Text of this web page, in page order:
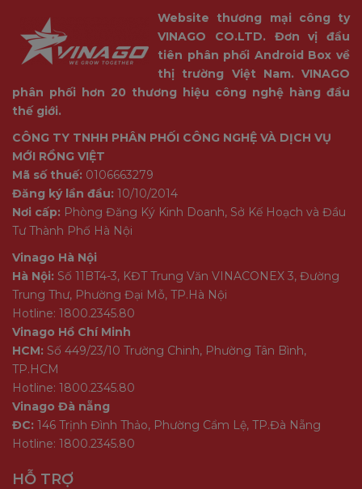
Website thương mại công ty
VINAGO CO.LTD. Đơn vị đầu
tiên phân phối Android Box về
thị trường Việt Nam. VINAGO
phân phối hơn 20 thương hiệu công nghệ hàng đầu
thế giới.
CÔNG TY TNHH PHÂN PHỐI CÔNG NGHỆ VÀ DỊCH VỤ
MỚI RỒNG VIỆT
Mã số thuế: 0106663279
Đăng ký lần đầu: 10/10/2014
Nơi cấp: Phòng Đăng Ký Kinh Doanh, Sở Kế Hoạch và Đầu
Tư Thành Phố Hà Nội
Vinago Hà Nội
Hà Nội: Số 11BT4-3, KĐT Trung Văn VINACONEX 3, Đường
Trung Thư, Phường Đại Mỗ, TP.Hà Nội
Hotline: 1800.2345.80
Vinago Hồ Chí Minh
HCM: Số 449/23/10 Trường Chinh, Phường Tân Bình,
TP.HCM
Hotline: 1800.2345.80
Vinago Đà nẵng
ĐC: 146 Trịnh Đình Thảo, Phường Cẩm Lệ, TP.Đà Nẵng
Hotline: 1800.2345.80
HỖ TRỢ